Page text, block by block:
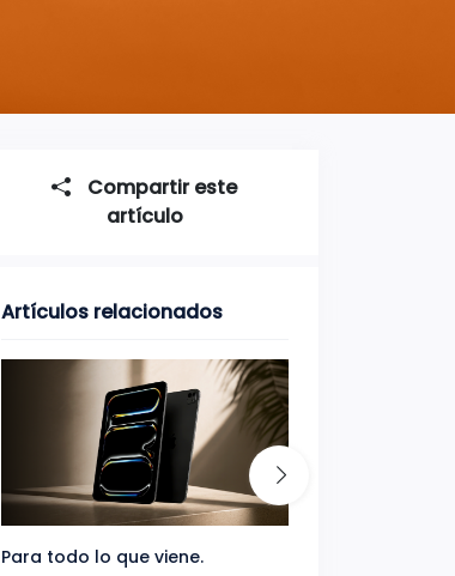
Compartir este
artículo
Artículos relacionados
Para todo lo que viene.